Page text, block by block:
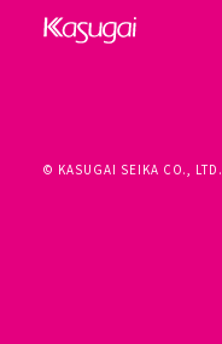
© KASUGAI SEIKA CO., LTD.